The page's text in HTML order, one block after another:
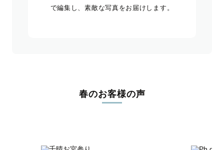
で編集し、素敵な写真をお届けします。
春のお客様の声